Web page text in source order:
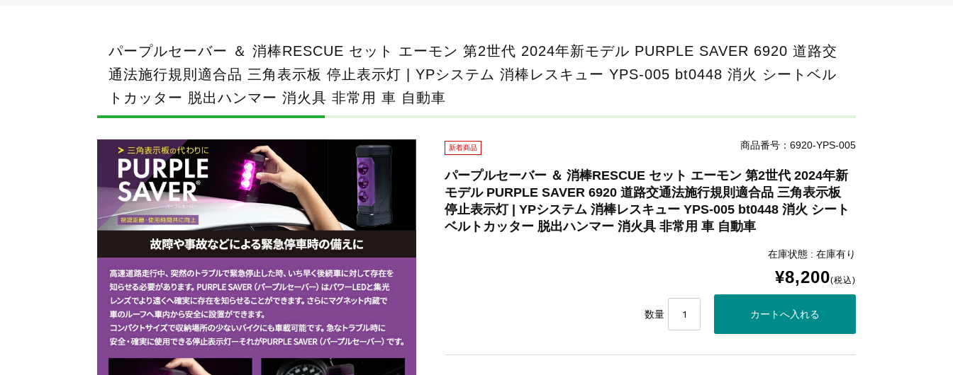
News 2024.8.1 2025年 8月お盆休みについて
パープルセーバー ＆ 消棒RESCUE セット エーモン 第2世代 2024年新モデル PURPLE SAVER 6920 道路交
通法施行規則適合品 三角表示板 停止表示灯 | YPシステム 消棒レスキュー YPS-005 bt0448 消火 シートベル
トカッター 脱出ハンマー 消火具 非常用 車 自動車
新着商品 商品番号：6920-YPS-005
パープルセーバー ＆ 消棒RESCUE セット エーモン 第2世代 2024年新
モデル PURPLE SAVER 6920 道路交通法施行規則適合品 三角表示板
停止表示灯 | YPシステム 消棒レスキュー YPS-005 bt0448 消火 シート
ベルトカッター 脱出ハンマー 消火具 非常用 車 自動車
在庫状態 : 在庫有り
¥8,200(税込)
数量